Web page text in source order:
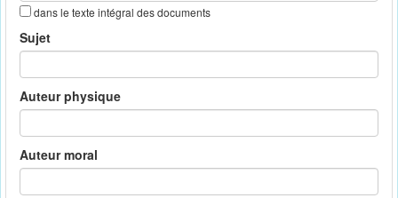
dans le texte intégral des documents
Sujet
Auteur physique
Auteur moral